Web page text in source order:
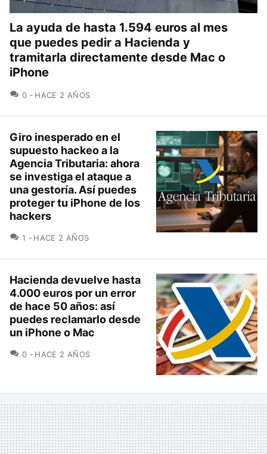
La ayuda de hasta 1.594 euros al mes
que puedes pedir a Hacienda y
tramitarla directamente desde Mac o
iPhone
0 COMENTARIOS
HACE 2 AÑOS
Giro inesperado en el
supuesto hackeo a la
Agencia Tributaria: ahora
se investiga el ataque a
una gestoría. Así puedes
proteger tu iPhone de los
hackers
1 COMENTARIOS
HACE 2 AÑOS
Hacienda devuelve hasta
4.000 euros por un error
de hace 50 años: así
puedes reclamarlo desde
un iPhone o Mac
0 COMENTARIOS
HACE 2 AÑOS